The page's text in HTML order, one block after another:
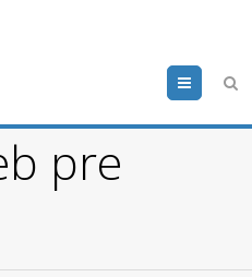
Menu
pre